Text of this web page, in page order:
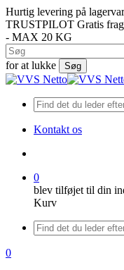
Spring
til
hovedindhold
Hurtig levering på
TRUSTPILOT Gratis
- MAX 20 KG
for at lukke
Søg
Luk
Kontakt os
0
blev tilføjet til din
Kurv
Menu
søge
0